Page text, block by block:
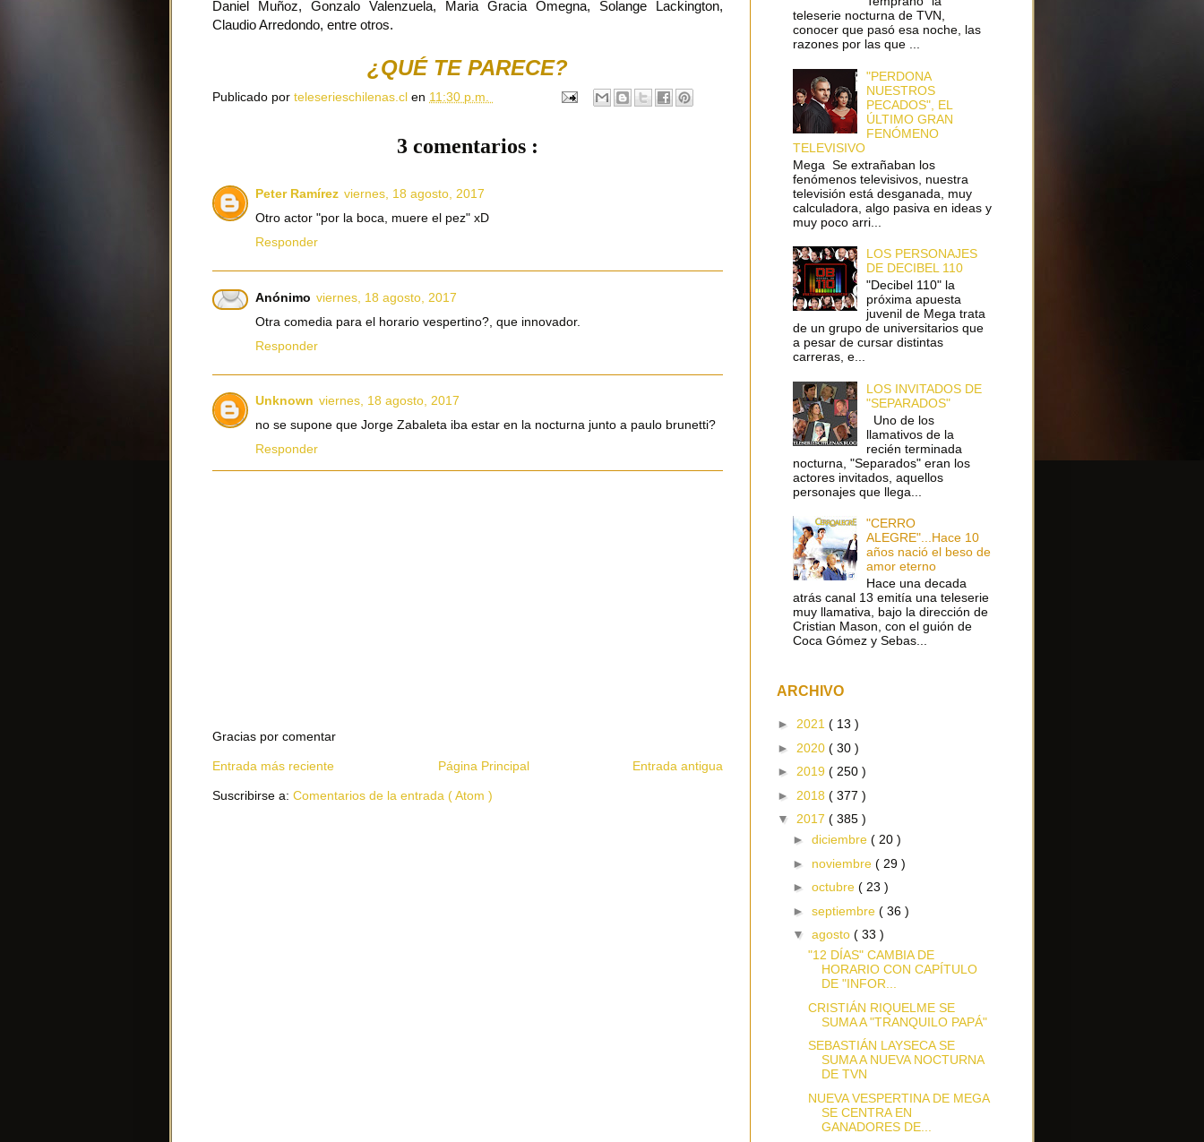
Daniel Muñoz, Gonzalo Valenzuela, Maria Gracia Omegna, Solange Lackington,
Claudio Arredondo, entre otros.
¿QUÉ TE PARECE?
Publicado por teleserieschilenas.cl en 11:30 p.m.
3 comentarios :
Peter Ramírez viernes, 18 agosto, 2017
Otro actor "por la boca, muere el pez" xD
Responder
Anónimo viernes, 18 agosto, 2017
Otra comedia para el horario vespertino?, que innovador.
Responder
Unknown viernes, 18 agosto, 2017
no se supone que Jorge Zabaleta iba estar en la nocturna junto a paulo brunetti?
Responder
Gracias por comentar
Entrada más reciente Entrada antigua
Página Principal
Suscribirse a: Comentarios de la entrada ( Atom )
teleserie nocturna de TVN,
conocer que pasó esa noche, las
razones por las que ...
"PERDONA
NUESTROS
PECADOS", EL
ÚLTIMO GRAN
FENÓMENO
TELEVISIVO
Mega Se extrañaban los
fenómenos televisivos, nuestra
televisión está desganada, muy
calculadora, algo pasiva en ideas y
muy poco arri...
LOS PERSONAJES
DE DECIBEL 110
"Decibel 110" la
próxima apuesta
juvenil de Mega trata
de un grupo de universitarios que
a pesar de cursar distintas
carreras, e...
LOS INVITADOS DE
"SEPARADOS"
Uno de los
llamativos de la
recién terminada
nocturna, "Separados" eran los
actores invitados, aquellos
personajes que llega...
"CERRO
ALEGRE"...Hace 10
años nació el beso de
amor eterno
Hace una decada
atrás canal 13 emitía una teleserie
muy llamativa, bajo la dirección de
Cristian Mason, con el guión de
Coca Gómez y Sebas...
ARCHIVO
► 2021 ( 13 )
► 2020 ( 30 )
► 2019 ( 250 )
► 2018 ( 377 )
▼ 2017 ( 385 )
► diciembre ( 20 )
► noviembre ( 29 )
► octubre ( 23 )
► septiembre ( 36 )
▼ agosto ( 33 )
"12 DÍAS" CAMBIA DE
HORARIO CON CAPÍTULO
DE "INFOR...
CRISTIÁN RIQUELME SE
SUMA A "TRANQUILO PAPÁ"
SEBASTIÁN LAYSECA SE
SUMA A NUEVA NOCTURNA
DE TVN
NUEVA VESPERTINA DE MEGA
SE CENTRA EN
GANADORES DE...